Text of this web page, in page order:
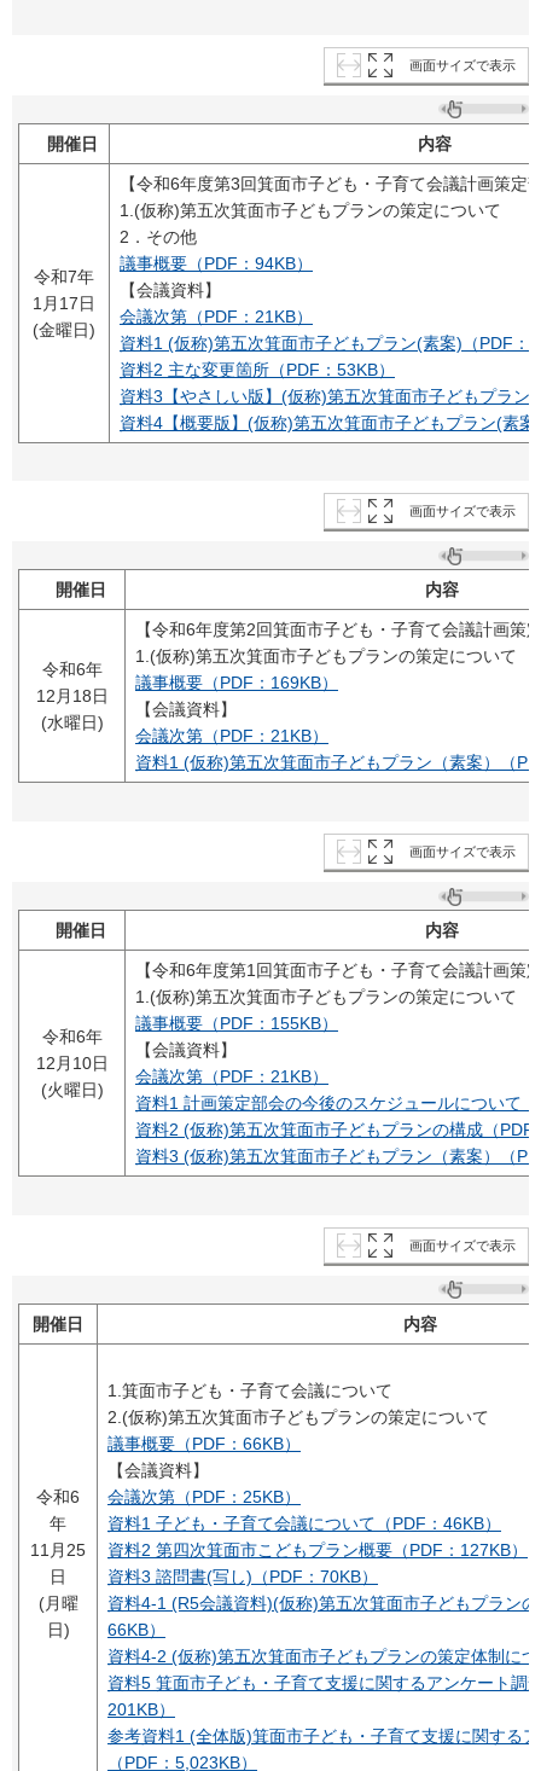
画面サイズで表示
開催日 内容
令和7年
1月17日
(金曜日)
【令和6年度第3回箕面市子ども・子育て会議計画策定
1.(仮称)第五次箕面市子どもプランの策定について
2．その他
議事概要（PDF：94KB）
【会議資料】
会議次第（PDF：21KB）
資料1 (仮称)第五次箕面市子どもプラン(素案)（PDF：
資料2 主な変更箇所（PDF：53KB）
資料3【やさしい版】(仮称)第五次箕面市子どもプラン
資料4【概要版】(仮称)第五次箕面市子どもプラン(素
画面サイズで表示
開催日 内容
令和6年
12月18日
(水曜日)
【令和6年度第2回箕面市子ども・子育て会議計画策
1.(仮称)第五次箕面市子どもプランの策定について
議事概要（PDF：169KB）
【会議資料】
会議次第（PDF：21KB）
資料1 (仮称)第五次箕面市子どもプラン（素案）（
画面サイズで表示
開催日 内容
令和6年
12月10日
(火曜日)
【令和6年度第1回箕面市子ども・子育て会議計画策
1.(仮称)第五次箕面市子どもプランの策定について
議事概要（PDF：155KB）
【会議資料】
会議次第（PDF：21KB）
資料1 計画策定部会の今後のスケジュールについて
資料2 (仮称)第五次箕面市子どもプランの構成（PDF
資料3 (仮称)第五次箕面市子どもプラン（素案）（
画面サイズで表示
開催日 内容
令和6
年
11月25
日
(月曜
日)
1.箕面市子ども・子育て会議について
2.(仮称)第五次箕面市子どもプランの策定について
議事概要（PDF：66KB）
【会議資料】
会議次第（PDF：25KB）
資料1 子ども・子育て会議について（PDF：46KB）
資料2 第四次箕面市こどもプラン概要（PDF：127KB）
資料3 諮問書(写し)（PDF：70KB）
資料4-1 (R5会議資料)(仮称)第五次箕面市子どもプラン
66KB）
資料4-2 (仮称)第五次箕面市子どもプランの策定体制に
資料5 箕面市子ども・子育て支援に関するアンケート調
201KB）
参考資料1 (全体版)箕面市子ども・子育て支援に関する
（PDF：5,023KB）